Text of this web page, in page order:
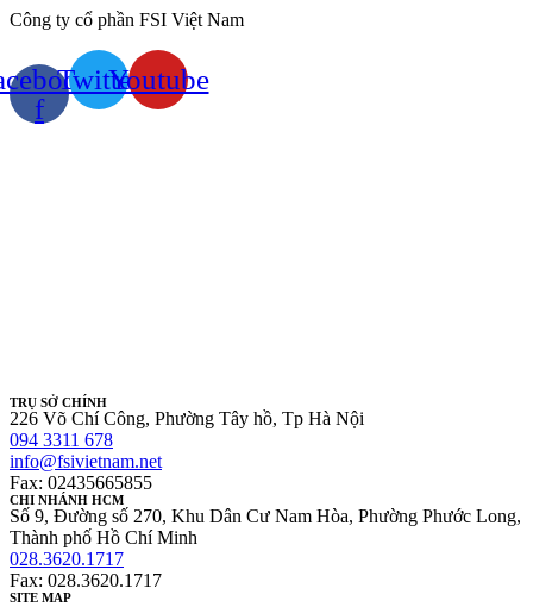
Công ty cổ phần FSI Việt Nam
f
TwitterYoutube
TRỤ SỞ CHÍNH
226 Võ Chí Công, Phường Tây hồ, Tp Hà Nội
094 3311 678
info@fsivietnam.net
Fax: 02435665855
CHI NHÁNH HCM
Số 9, Đường số 270, Khu Dân Cư Nam Hòa, Phường Phước Long,
Thành phố Hồ Chí Minh
028.3620.1717
Fax: 028.3620.1717
SITE MAP